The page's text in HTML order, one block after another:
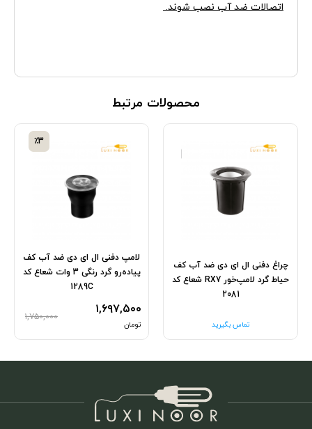
اتصالات ضد آب نصب شوند.
محصولات مرتبط
چراغ دفنی ال ای دی ضد آب کف
حیاط گرد لامپ‌خور RX7 شعاع کد
2081
تماس بگیرید
لامپ دفنی ال ای دی ضد آب کف
پیاده‌رو گرد رنگی 3 وات شعاع کد
1289C
۱,۶۹۷,۵۰۰
تومان
۱,۷۵۰,۰۰۰
٪3